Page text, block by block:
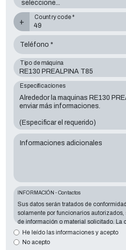
+
Country code *
Teléfono *
Tipo de máquina
Especificaciones
Informaciones adicionales
INFORMACIÓN - Contactos
Sus datos serán tratados de
solamente por funcionarios
de información o material solicitado. La
esencial en relación con la finalidad
harán imposible contactar con usted y
He leído las informaciones y acepto
No acepto